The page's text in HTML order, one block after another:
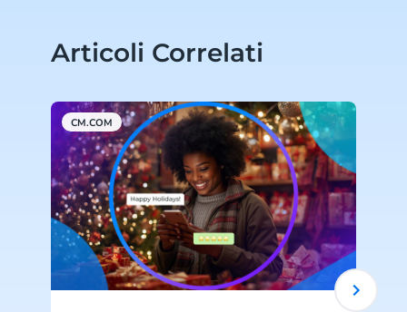
Articoli Correlati
CM.COM